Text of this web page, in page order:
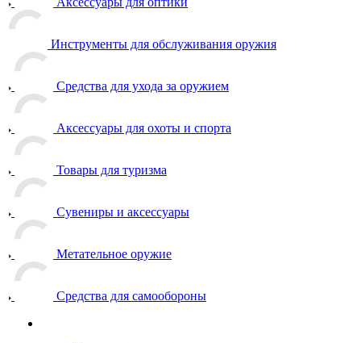
Инструменты для обслуживания оружия
Средства для ухода за оружием
Аксессуары для охоты и спорта
Товары для туризма
Сувениры и аксессуары
Метательное оружие
Средства для самообороны